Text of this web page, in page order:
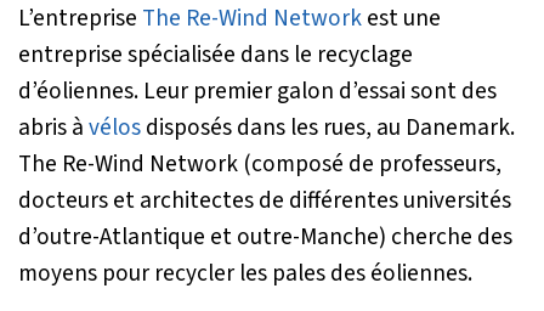
L’entreprise The Re-Wind Networkest une
entreprise spécialisée dans le recyclage
d’éoliennes. Leur premier galon d’essai sont des
abris àvélosdisposés dans les rues, au Danemark.
The Re-Wind Network (composé de professeurs,
docteurs et architectes de différentes universités
d’outre-Atlantique et outre-Manche) cherche des
moyens pour recycler les pales des éoliennes.